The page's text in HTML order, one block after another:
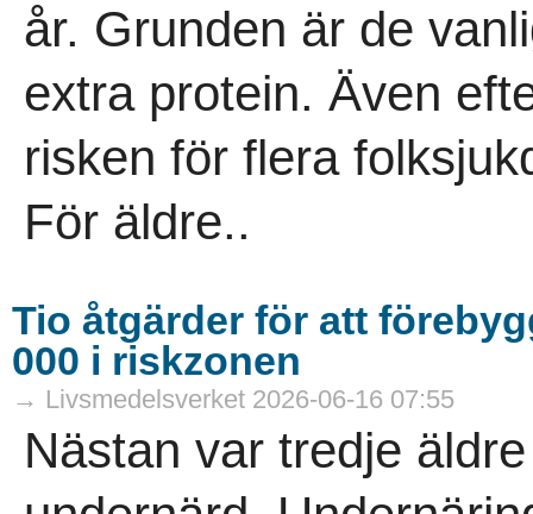
år. Grunden är de
extra protein. Även
risken för flera
För äldre..
Tio åtgärder för att
000 i riskzonen
→ Livsmedelsverket 2026-06-16 07:55
Nästan var tredje